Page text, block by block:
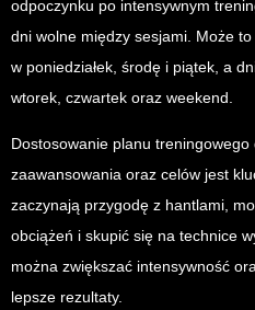
odpoczynku po intensywnym
dni wolne między sesjami. Może
w poniedziałek, środę i piątek, a
wtorek, czwartek oraz weekend.
Dostosowanie planu
zaawansowania oraz celów jest
zaczynają przygodę z hantlami,
obciążeń i skupić się na technice
można zwiększać intensywność
lepsze rezultaty.